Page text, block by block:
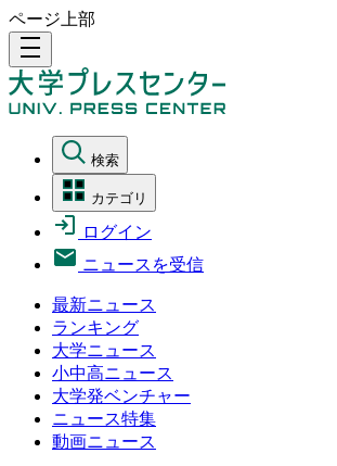
ページ上部
density_medium
検索
カテゴリ
ログイン
ニュースを受信
最新ニュース
ランキング
大学ニュース
小中高ニュース
大学発ベンチャー
ニュース特集
動画ニュース